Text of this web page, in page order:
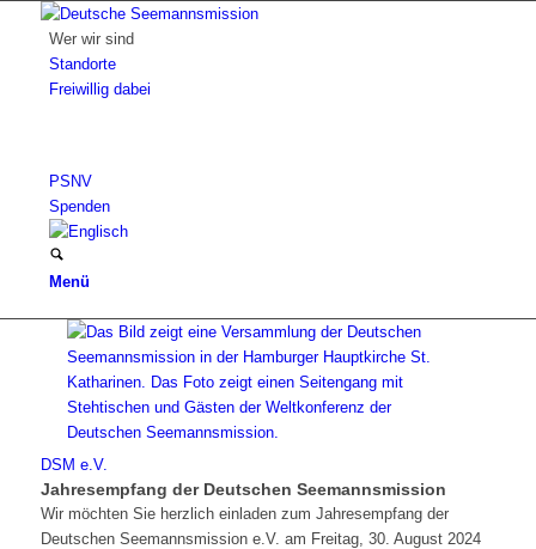
Wer wir sind
Standorte
Freiwillig dabei
PSNV
Spenden
Menü
DSM e.V.
Jahresempfang der Deutschen Seemannsmission
Wir möchten Sie herzlich einladen zum Jahresempfang der
Deutschen Seemannsmission e.V. am Freitag, 30. August 2024